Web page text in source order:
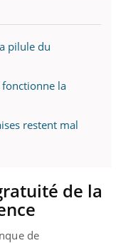
pilule du
la
restent mal
de la
de